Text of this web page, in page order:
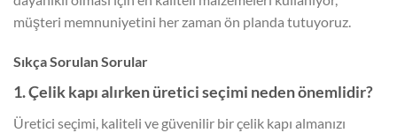
müşteri memnuniyetini her zaman ön planda tutuyoruz.
Sıkça Sorulan Sorular
1. Çelik kapı alırken üretici seçimi neden önemlidir?
Üretici seçimi, kaliteli ve güvenilir bir çelik kapı almanızı